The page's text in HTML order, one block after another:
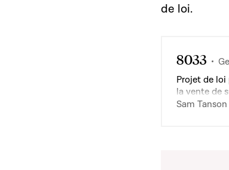
de loi.
8033
Projet de
la vente de
Sam Tanson